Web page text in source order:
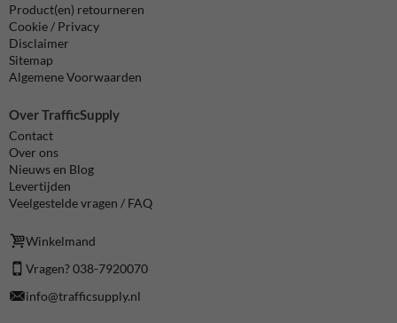
Product(en) retourneren
Cookie / Privacy
Disclaimer
Sitemap
Algemene Voorwaarden
Over TrafficSupply
Contact
Over ons
Nieuws en Blog
Levertijden
Veelgestelde vragen / FAQ
Winkelmand
Vragen? 038-7920070
info@trafficsupply.nl